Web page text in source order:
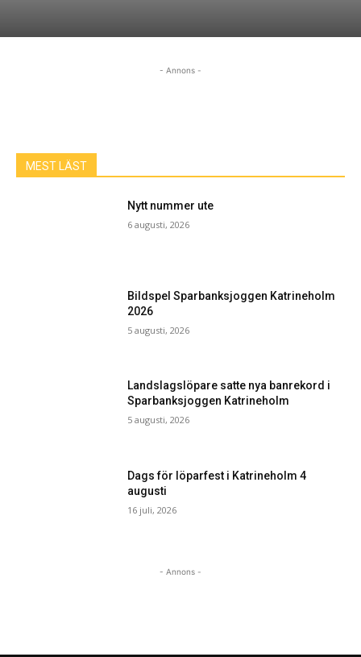
- Annons -
MEST LÄST
Nytt nummer ute
6 augusti, 2026
Bildspel Sparbanksjoggen Katrineholm
2026
5 augusti, 2026
Landslagslöpare satte nya banrekord i
Sparbanksjoggen Katrineholm
5 augusti, 2026
Dags för löparfest i Katrineholm 4
augusti
16 juli, 2026
- Annons -